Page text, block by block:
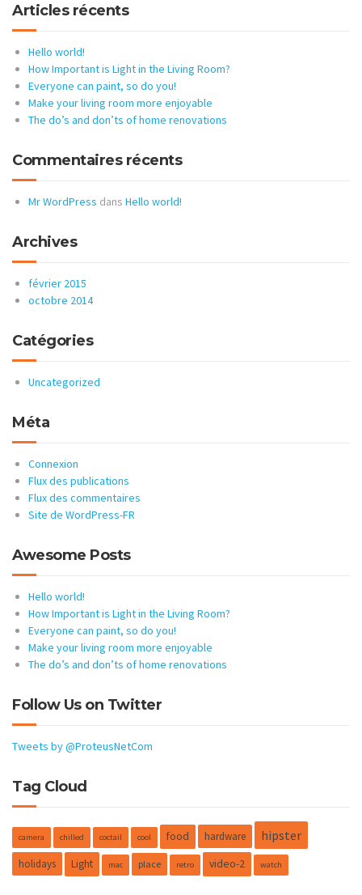
Articles récents
Hello world!
How Important is Light in the Living Room?
Everyone can paint, so do you!
Make your living room more enjoyable
The do’s and don’ts of home renovations
Commentaires récents
Mr WordPress dans Hello world!
Archives
février 2015
octobre 2014
Catégories
Uncategorized
Méta
Connexion
Flux des publications
Flux des commentaires
Site de WordPress-FR
Awesome Posts
Hello world!
How Important is Light in the Living Room?
Everyone can paint, so do you!
Make your living room more enjoyable
The do’s and don’ts of home renovations
Follow Us on Twitter
Tweets by @ProteusNetCom
Tag Cloud
camera chilled coctail cool food hardware hipster
holidays Light mac place retro video-2 watch